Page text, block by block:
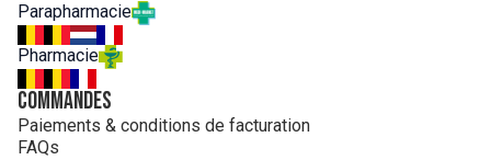
Parapharmacie
Pharmacie
Commandes
Paiements & conditions de facturation
FAQs